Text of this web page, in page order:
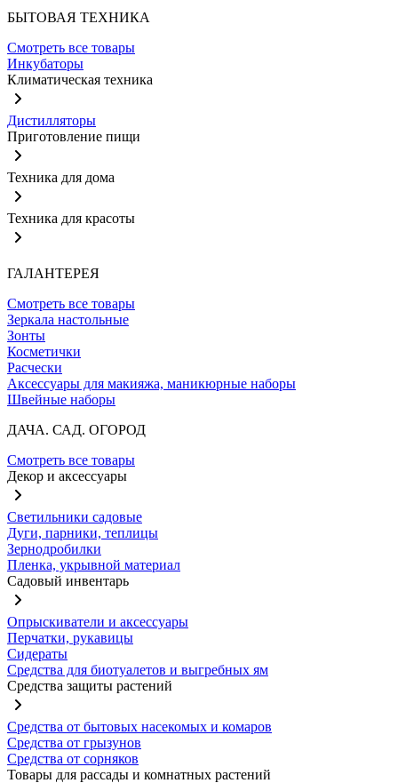
БЫТОВАЯ ТЕХНИКА
Смотреть все товары
Инкубаторы
Климатическая техника
Дистилляторы
Приготовление пищи
Техника для дома
Техника для красоты
ГАЛАНТЕРЕЯ
Смотреть все товары
Зеркала настольные
Зонты
Косметички
Расчески
Аксессуары для макияжа, маникюрные наборы
Швейные наборы
ДАЧА. САД. ОГОРОД
Смотреть все товары
Декор и аксессуары
Светильники садовые
Дуги, парники, теплицы
Зернодробилки
Пленка, укрывной материал
Садовый инвентарь
Опрыскиватели и аксессуары
Перчатки, рукавицы
Сидераты
Средства для биотуалетов и выгребных ям
Средства защиты растений
Средства от бытовых насекомых и комаров
Средства от грызунов
Средства от сорняков
Товары для рассады и комнатных растений